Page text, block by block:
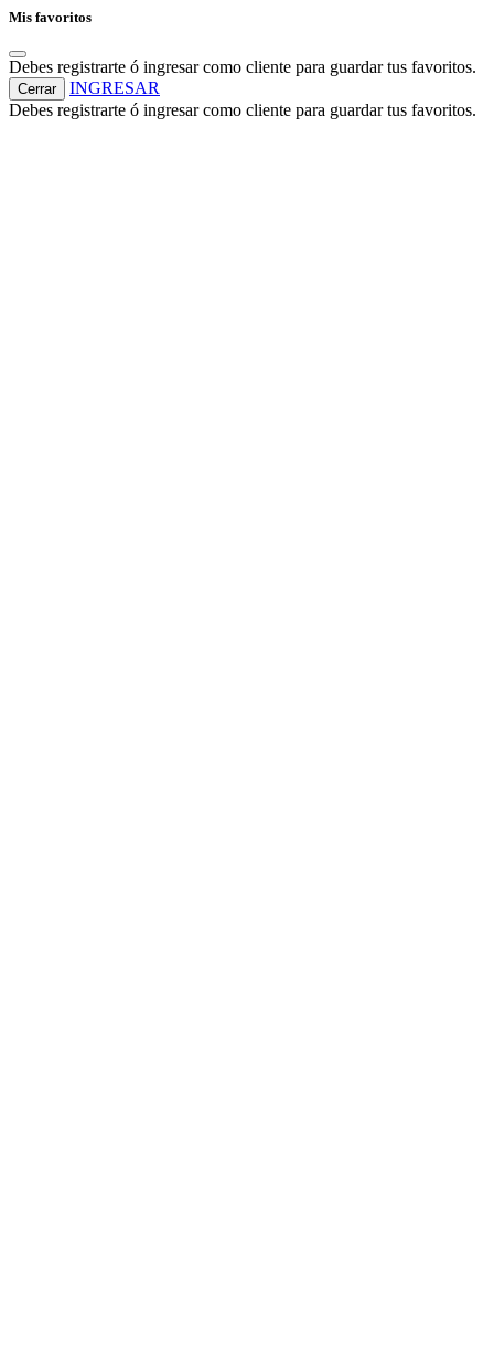
Mis favoritos
Debes registrarte ó ingresar como cliente para guardar tus favoritos.
Cerrar
INGRESAR
Debes registrarte ó ingresar como cliente para guardar tus favoritos.